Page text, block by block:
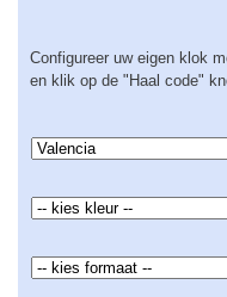
Configureer uw eigen klok
en klik op de "Haal code"